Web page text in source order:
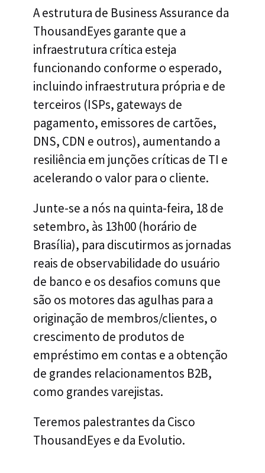
A estrutura de Business Assurance da
ThousandEyes garante que a
infraestrutura crítica esteja
funcionando conforme o esperado,
incluindo infraestrutura própria e de
terceiros (ISPs, gateways de
pagamento, emissores de cartões,
DNS, CDN e outros), aumentando a
resiliência em junções críticas de TI e
acelerando o valor para o cliente.
Junte-se a nós na quinta-feira, 18 de
setembro, às 13h00 (horário de
Brasília), para discutirmos as jornadas
reais de observabilidade do usuário
de banco e os desafios comuns que
são os motores das agulhas para a
originação de membros/clientes, o
crescimento de produtos de
empréstimo em contas e a obtenção
de grandes relacionamentos B2B,
como grandes varejistas.
Teremos palestrantes da Cisco
ThousandEyes e da Evolutio.